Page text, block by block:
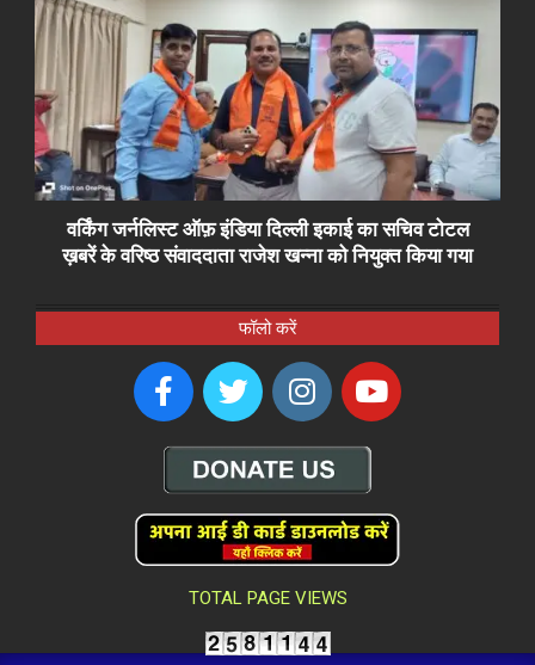
वर्किंग जर्नलिस्ट ऑफ़ इंडिया दिल्ली इकाई का सचिव टोटल
ख़बरें के वरिष्ठ संवाददाता राजेश खन्ना को नियुक्त किया गया
फॉलो करें
TOTAL PAGE VIEWS